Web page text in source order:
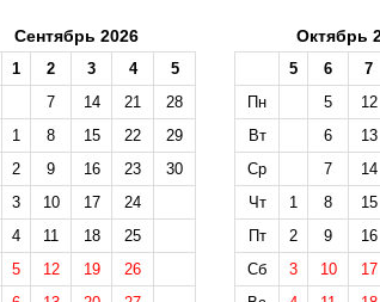
Сентябрь 2026
1 2 3 4
5
7 14 21
28
1 8 15 22
29
2 9 16 23
30
3 10 17
24
4 11 18
25
5 12 19
26
Октябрь
5 6 7
Пн
5 12
Вт
6 13
Ср
7 14
Чт
1 8 15
Пт
2 9 16
Сб
3 10 17